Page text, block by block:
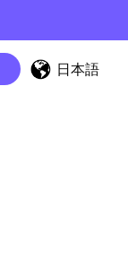
日本語